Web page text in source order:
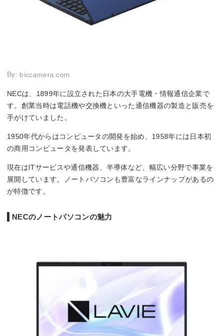
By: biccamera.com
NECは、1899年に設立された日本の大手電機・情報通信企業で
す。創業当時は電話機や交換機といった通信機器の製造と販売を
手がけていました。
1950年代からはコンピュータの開発を始め、1958年には日本初
の商用コンピュータを発表しています。
現在はITサービスや通信機器、半導体など、幅広い分野で事業を
展開しています。ノートパソコンも豊富なラインナップがあるの
が特徴です。
NECのノートパソコンの魅力